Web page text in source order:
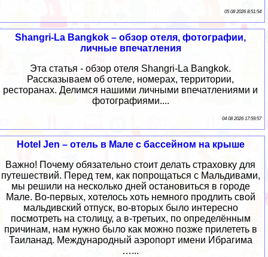
05 08 2026 8:51:54
Shangri-La Bangkok – обзор отеля, фотографии,
личные впечатления
Эта статья - обзор отеля Shangri-La Bangkok.
Рассказываем об отеле, номерах, территории,
ресторанах. Делимся нашими личными впечатлениями и
фотографиями....
04 08 2026 17:59:57
Hotel Jen – отель в Мале с бассейном на крыше
Важно! Почему обязательно стоит делать страховку для
путешествий. Перед тем, как попрощаться с Мальдивами,
мы решили на несколько дней остановиться в городе
Мале. Во-первых, хотелось хоть немного продлить свой
мальдивский отпуск, во-вторых было интересно
посмотреть на столицу, а в-третьих, по определённым
причинам, нам нужно было как можно позже прилететь в
Таиланад. Международный аэропорт имени Ибрагима
…...